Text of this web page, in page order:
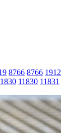
8766 8766 1912
11830 11831